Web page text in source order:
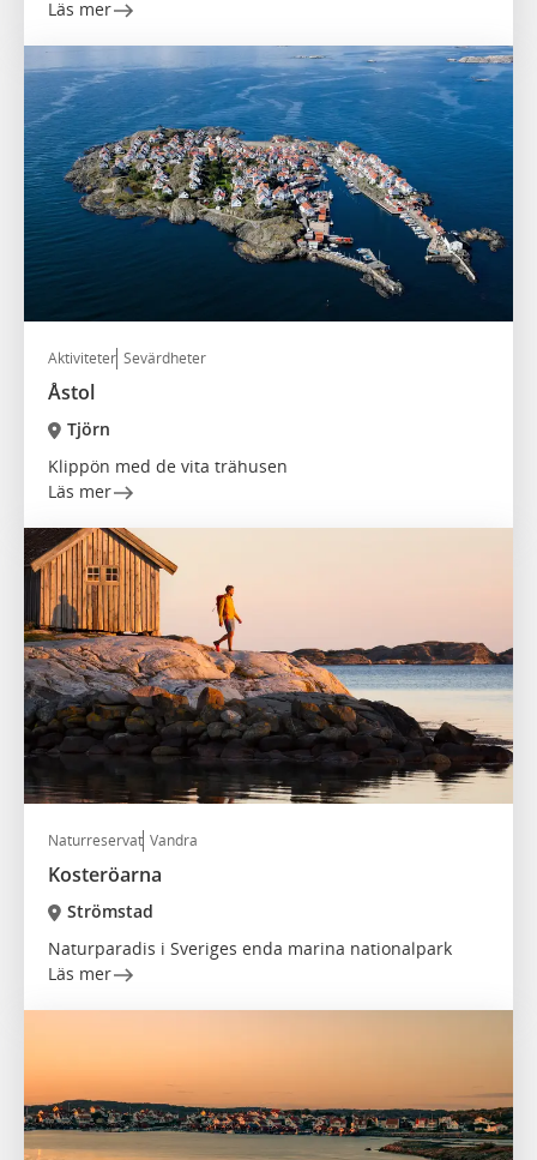
Läs mer
Aktiviteter Sevärdheter
Åstol
Tjörn
Klippön med de vita trähusen
Läs mer
Naturreservat Vandra
Kosteröarna
Strömstad
Naturparadis i Sveriges enda marina nationalpark
Läs mer